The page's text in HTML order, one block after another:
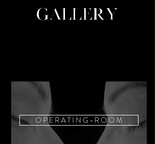
GALLERY
O P E R A T I N G - R O O M